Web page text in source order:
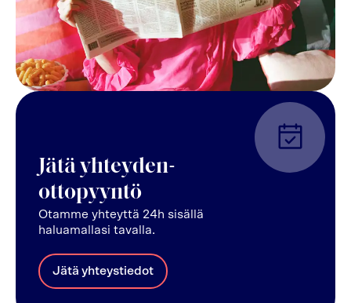
Jätä yhteyden-
ottopyyntö
Otamme yhteyttä 24h sisällä
haluamallasi tavalla.
Jätä yhteystiedot